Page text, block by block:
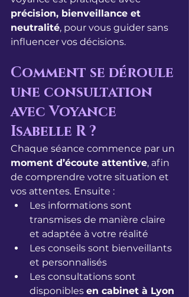
précision, bienveillance et
neutralité, pour vous guider sans
influencer vos décisions.
Comment se déroule
une consultation
avec Voyance
Isabelle R ?
Chaque séance commence par un
moment d’écoute attentive, afin
de comprendre votre situation et
vos attentes. Ensuite :
Les informations sont
transmises de manière claire
et adaptée à votre réalité
Les conseils sont bienveillants
et personnalisés
Les consultations sont
disponibles en cabinet à Lyon